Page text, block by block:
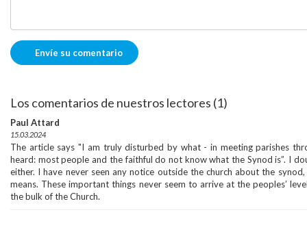
Los comentarios de nuestros lectores (1)
Paul Attard
15.03.2024
The article says "I am truly disturbed by what - in meeting parishes
heard: most people and the faithful do not know what the Synod is”. I
either. I have never seen any notice outside the church about the
means. These important things never seem to arrive at the peoples’
the bulk of the Church.